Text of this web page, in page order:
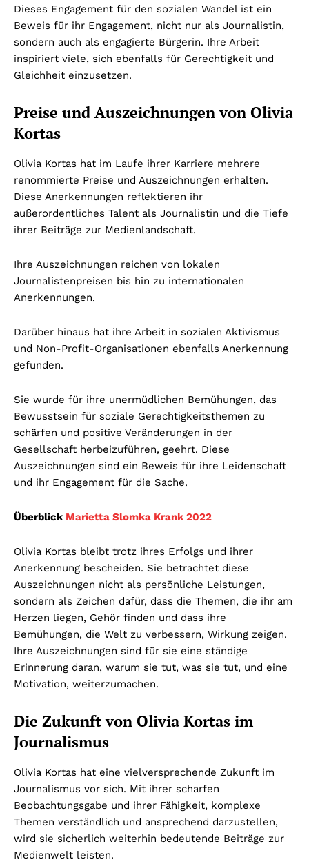
Dieses Engagement für den sozialen Wandel ist ein
Beweis für ihr Engagement, nicht nur als Journalistin,
sondern auch als engagierte Bürgerin. Ihre Arbeit
inspiriert viele, sich ebenfalls für Gerechtigkeit und
Gleichheit einzusetzen.
Preise und Auszeichnungen von Olivia
Kortas
Olivia Kortas hat im Laufe ihrer Karriere mehrere
renommierte Preise und Auszeichnungen erhalten.
Diese Anerkennungen reflektieren ihr
außerordentliches Talent als Journalistin und die Tiefe
ihrer Beiträge zur Medienlandschaft.
Ihre Auszeichnungen reichen von lokalen
Journalistenpreisen bis hin zu internationalen
Anerkennungen.
Darüber hinaus hat ihre Arbeit in sozialen Aktivismus
und Non-Profit-Organisationen ebenfalls Anerkennung
gefunden.
Sie wurde für ihre unermüdlichen Bemühungen, das
Bewusstsein für soziale Gerechtigkeitsthemen zu
schärfen und positive Veränderungen in der
Gesellschaft herbeizuführen, geehrt. Diese
Auszeichnungen sind ein Beweis für ihre Leidenschaft
und ihr Engagement für die Sache.
Überblick Marietta Slomka Krank 2022
Olivia Kortas bleibt trotz ihres Erfolgs und ihrer
Anerkennung bescheiden. Sie betrachtet diese
Auszeichnungen nicht als persönliche Leistungen,
sondern als Zeichen dafür, dass die Themen, die ihr am
Herzen liegen, Gehör finden und dass ihre
Bemühungen, die Welt zu verbessern, Wirkung zeigen.
Ihre Auszeichnungen sind für sie eine ständige
Erinnerung daran, warum sie tut, was sie tut, und eine
Motivation, weiterzumachen.
Die Zukunft von Olivia Kortas im
Journalismus
Olivia Kortas hat eine vielversprechende Zukunft im
Journalismus vor sich. Mit ihrer scharfen
Beobachtungsgabe und ihrer Fähigkeit, komplexe
Themen verständlich und ansprechend darzustellen,
wird sie sicherlich weiterhin bedeutende Beiträge zur
Medienwelt leisten.